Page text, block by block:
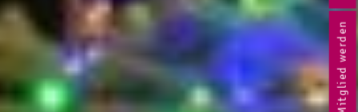
Jetzt Mitglied werden